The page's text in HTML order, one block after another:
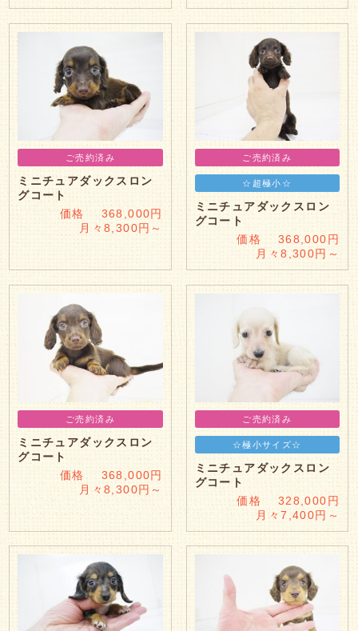
ご売約済み
ミニチュアダックスロン
グコート
価格 368,000円
月々8,300円～
ご売約済み
☆超極小☆
ミニチュアダックスロン
グコート
価格 368,000円
月々8,300円～
ご売約済み
ミニチュアダックスロン
グコート
価格 368,000円
月々8,300円～
ご売約済み
☆極小サイズ☆
ミニチュアダックスロン
グコート
価格 328,000円
月々7,400円～